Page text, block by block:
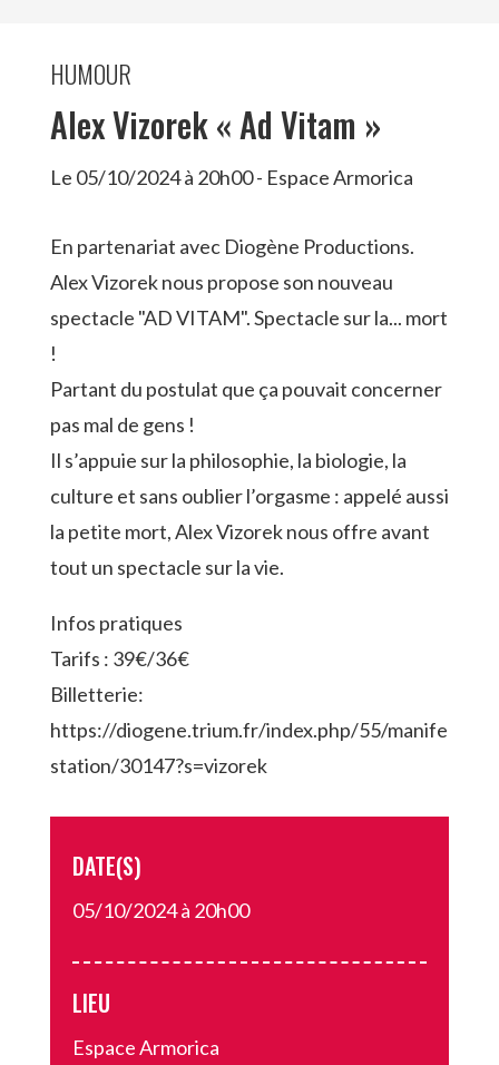
HUMOUR
Alex Vizorek « Ad Vitam »
Le 05/10/2024 à 20h00 - Espace Armorica
En partenariat avec Diogène Productions.
Alex Vizorek nous propose son nouveau
spectacle "AD VITAM". Spectacle sur la... mort
!
Partant du postulat que ça pouvait concerner
pas mal de gens !
Il s’appuie sur la philosophie, la biologie, la
culture et sans oublier l’orgasme : appelé aussi
la petite mort, Alex Vizorek nous offre avant
tout un spectacle sur la vie.
Infos pratiques
Tarifs : 39€/36€
Billetterie:
https://diogene.trium.fr/index.php/55/manife
station/30147?s=vizorek
DATE(S)
05/10/2024 à 20h00
LIEU
Espace Armorica